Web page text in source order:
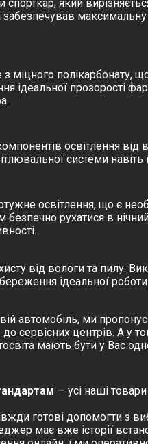
спорткар, який
міцного полікарбонату,
ідеальної прозорості
освітлення
системи
освітлення, що є
рухатися в
від вологи та пилу.
ідеальної роботи
автомобіль, ми
сервісних центрів. А
мають бути у Вас
— усі наші
готові допомогти з
має вже історії